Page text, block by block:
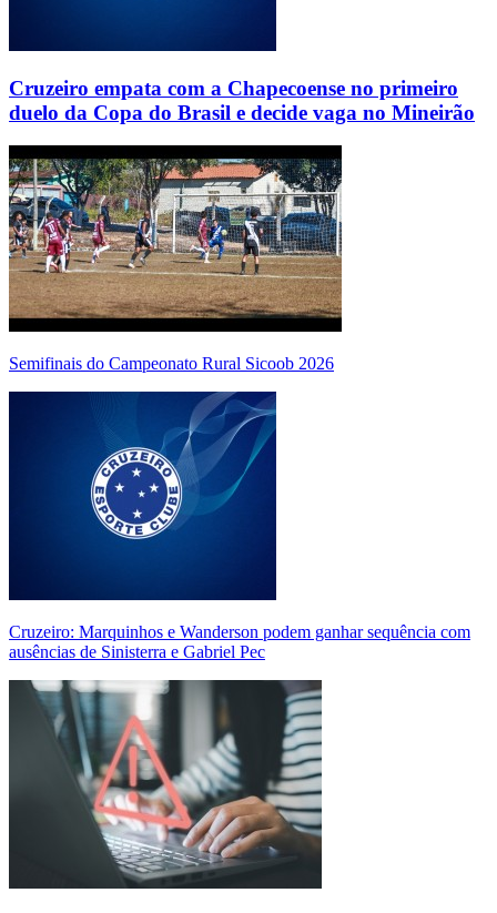
Cruzeiro empata com a Chapecoense no primeiro
duelo da Copa do Brasil e decide vaga no Mineirão
Semifinais do Campeonato Rural Sicoob 2026
Cruzeiro: Marquinhos e Wanderson podem ganhar sequência com
ausências de Sinisterra e Gabriel Pec